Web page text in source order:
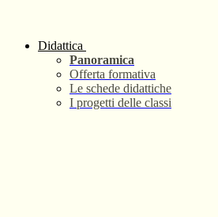
Didattica
Panoramica
Offerta formativa
Le schede didattiche
I progetti delle classi